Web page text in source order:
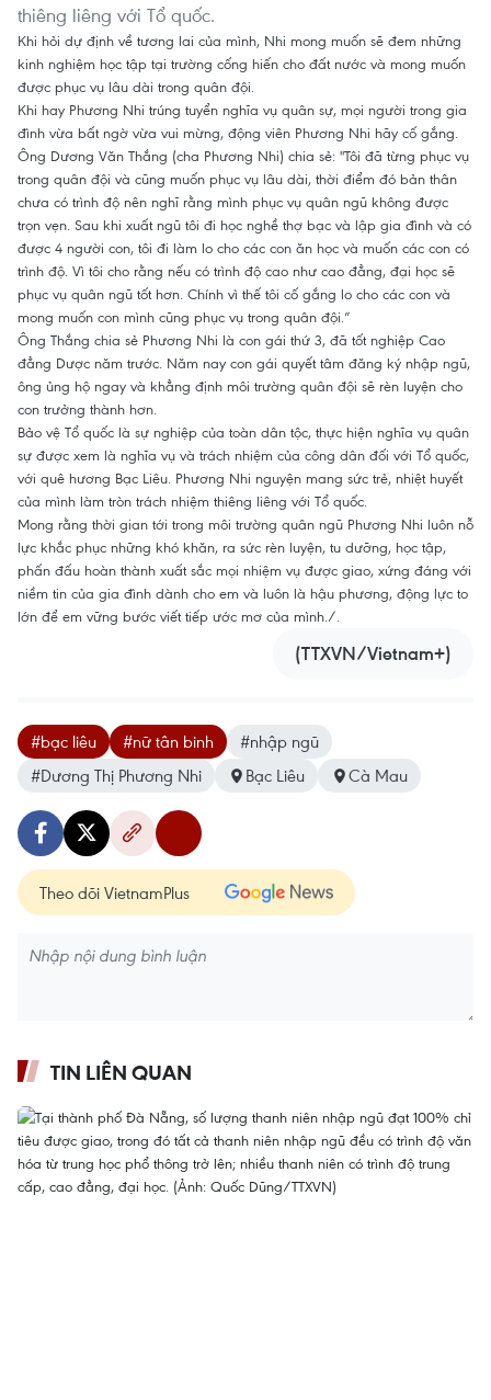
thiêng liêng với Tổ quốc.
Khi hỏi dự định về tương lai của mình, Nhi mong muốn sẽ đem những
kinh nghiệm học tập tại trường cống hiến cho đất nước và mong muốn
được phục vụ lâu dài trong quân đội.
Khi hay Phương Nhi trúng tuyển nghĩa vụ quân sự, mọi người trong gia
đình vừa bất ngờ vừa vui mừng, động viên Phương Nhi hãy cố gắng.
Ông Dương Văn Thắng (cha Phương Nhi) chia sẻ: "Tôi đã từng phục vụ
trong quân đội và cũng muốn phục vụ lâu dài, thời điểm đó bản thân
chưa có trình độ nên nghĩ rằng mình phục vụ quân ngũ không được
trọn vẹn. Sau khi xuất ngũ tôi đi học nghề thợ bạc và lập gia đình và có
được 4 người con, tôi đi làm lo cho các con ăn học và muốn các con có
trình độ. Vì tôi cho rằng nếu có trình độ cao như cao đẳng, đại học sẽ
phục vụ quân ngũ tốt hơn. Chính vì thế tôi cố gắng lo cho các con và
mong muốn con mình cũng phục vụ trong quân đội.”
Ông Thắng chia sẻ Phương Nhi là con gái thứ 3, đã tốt nghiệp Cao
đẳng Dược năm trước. Năm nay con gái quyết tâm đăng ký nhập ngũ,
ông ủng hộ ngay và khẳng định môi trường quân đội sẽ rèn luyện cho
con trưởng thành hơn.
Bảo vệ Tổ quốc là sự nghiệp của toàn dân tộc, thực hiện nghĩa vụ quân
sự được xem là nghĩa vụ và trách nhiệm của công dân đối với Tổ quốc,
với quê hương Bạc Liêu. Phương Nhi nguyện mang sức trẻ, nhiệt huyết
của mình làm tròn trách nhiệm thiêng liêng với Tổ quốc.
Mong rằng thời gian tới trong môi trường quân ngũ Phương Nhi luôn nỗ
lực khắc phục những khó khăn, ra sức rèn luyện, tu dưỡng, học tập,
phấn đấu hoàn thành xuất sắc mọi nhiệm vụ được giao, xứng đáng với
niềm tin của gia đình dành cho em và luôn là hậu phương, động lực to
lớn để em vững bước viết tiếp ước mơ của mình./.
(TTXVN/Vietnam+)
#bạc liêu #nữ tân binh
#nhập ngũ
#Dương Thị Phương Nhi
Bạc Liêu Cà Mau
Theo dõi VietnamPlus
TIN LIÊN QUAN